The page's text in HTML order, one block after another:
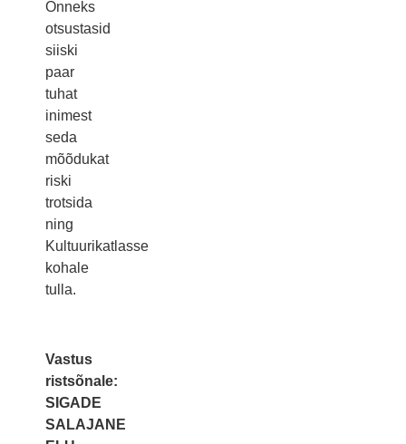
Õnneks
otsustasid
siiski
paar
tuhat
inimest
seda
mõõdukat
riski
trotsida
ning
Kultuurikatlasse
kohale
tulla.
Vastus
ristsõnale:
SIGADE
SALAJANE